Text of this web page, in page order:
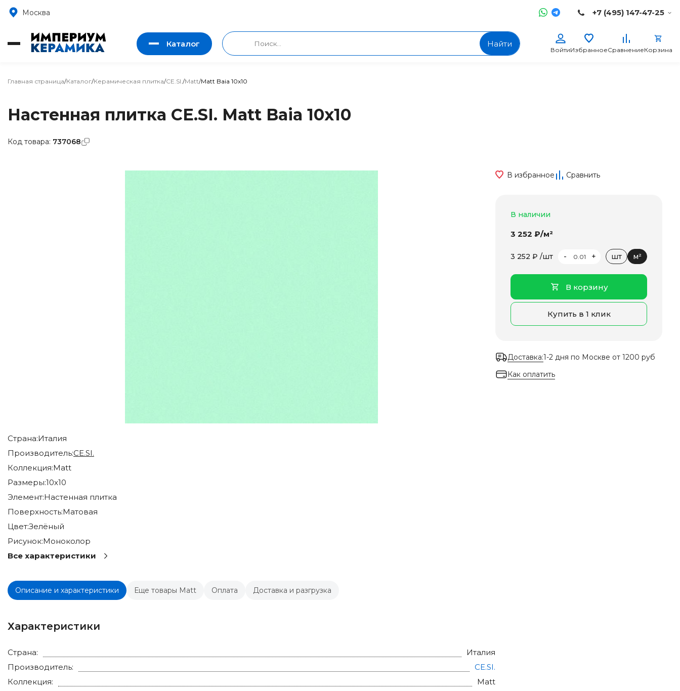
Москва +7 (495) 147-47-25
Каталог Найти
ВойтиИзбранноеСравнениеКорзина
Главная страница/Каталог/Керамическая плитка/CE.SI./Matt/Matt Baia 10x10
Настенная плитка CE.SI. Matt Baia 10x10
Страна:Италия
Производитель:CE.SI.
Коллекция:Matt
Размеры:10x10
Элемент:Настенная плитка
Поверхность:Матовая
Цвет:Зелёный
Рисунок:Моноколор
Все характеристики
Описание и характеристики Еще товары Matt Оплата Доставка и разгрузка
Характеристики
Страна:
Италия
Производитель:
CE.SI.
Коллекция:
Matt
В избранное Сравнить
В наличии
3 252 ₽/м²
3 252 ₽ /шт - + шт м²
В корзину
Купить в 1 клик
Доставка:1-2 дня по Москве от 1200 руб
Как оплатить
Код товара: 737068